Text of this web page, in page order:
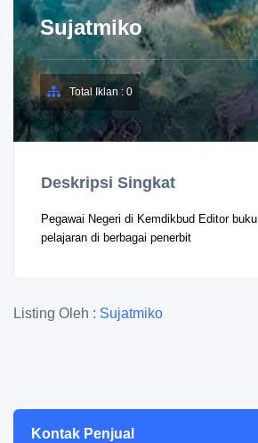
Sujatmiko
Total Iklan : 0
Deskripsi Singkat
Pegawai Negeri di Kemdikbud Editor buku
pelajaran di berbagai penerbit
Listing Oleh : Sujatmiko
Kontak Penjual